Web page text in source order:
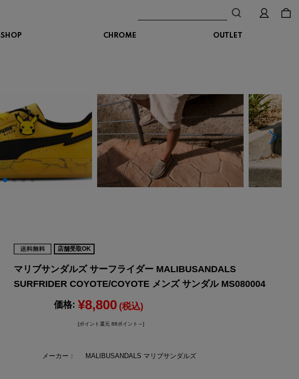
キーン
MALIBUSANDALS
マリブサンダルズ
メレル
MIZUNO
Organic handloom
オーガニックハンドルーム
PALLADIUM
パラディウム
PANTHER
イエティ
バックパック
トートバッグ
カメラバッグ
アクセサリー
SHOP CHROME OUTLET
店舗受取OK
マリブサンダルズ サーフライダー MALIBUSANDALS
SURFRIDER COYOTE/COYOTE メンズ サンダル MS080004
価格: ¥8,800 (税込)
[ポイント還元 88ポイント～]
メーカー： MALIBUSANDALS マリブサンダルズ